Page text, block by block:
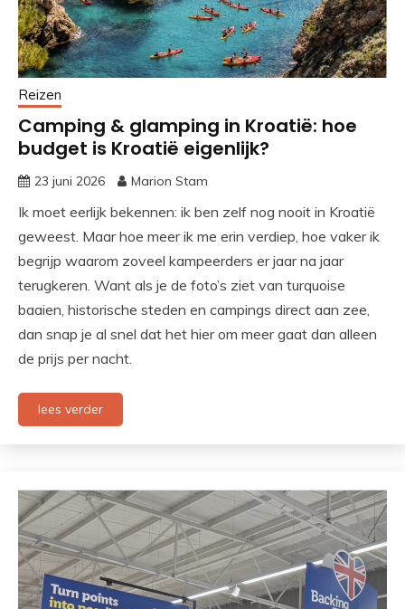
Reizen
Camping & glamping in Kroatië: hoe
budget is Kroatië eigenlijk?
23 juni 2026 Marion Stam
Ik moet eerlijk bekennen: ik ben zelf nog nooit in Kroatië
geweest. Maar hoe meer ik me erin verdiep, hoe vaker ik
begrijp waarom zoveel kampeerders er jaar na jaar
terugkeren. Want als je de foto’s ziet van turquoise
baaien, historische steden en campings direct aan zee,
dan snap je al snel dat het hier om meer gaat dan alleen
de prijs per nacht.
lees verder